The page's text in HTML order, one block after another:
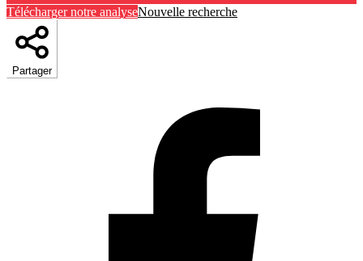
Télécharger notre analyseNouvelle recherche
Partager